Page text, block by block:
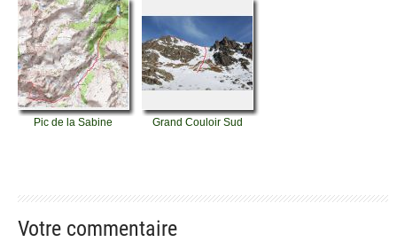
Pic de la Sabine Grand Couloir Sud
Votre commentaire